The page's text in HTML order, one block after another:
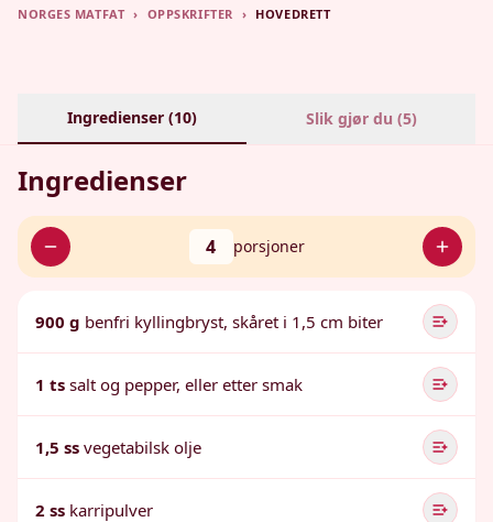
NORGES MATFAT › OPPSKRIFTER › HOVEDRETT
Ingredienser (10) Slik gjør du (5)
Ingredienser
4 porsjoner
900 g benfri kyllingbryst, skåret i 1,5 cm biter
1 ts salt og pepper, eller etter smak
1,5 ss vegetabilsk olje
2 ss karripulver